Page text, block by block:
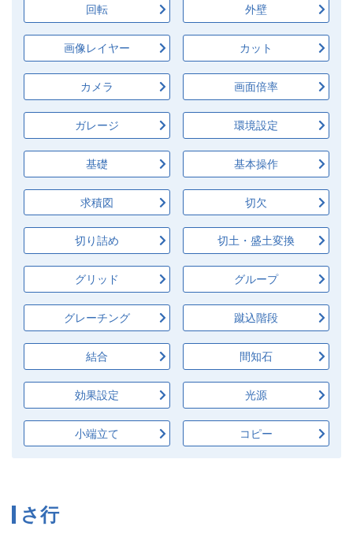
回転 外壁
画像レイヤー カット
カメラ 画面倍率
ガレージ 環境設定
基礎 基本操作
求積図 切欠
切り詰め 切土・盛土変換
グリッド グループ
グレーチング 蹴込階段
結合 間知石
効果設定 光源
小端立て コピー
さ行